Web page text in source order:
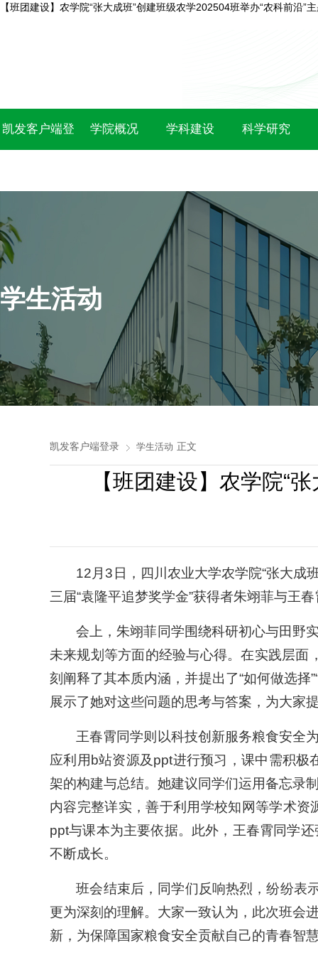
【班团建设】农学院“张大成班”创建班级农学202504班举办“农科前沿”
凯发客户端登 学院概况 学科建设 科学研究
学生活动
凯发客户端登录 学生活动 正文
【班团建设】农学院“
12月3日，四川农业大学农学院“张大成
三届“袁隆平追梦奖学金”获得者朱翊菲与王
会上，朱翊菲同学围绕科研初心与田野
未来规划等方面的经验与心得。在实践层面
刻阐释了其本质内涵，并提出了“如何做选择
展示了她对这些问题的思考与答案，为大家
王春霄同学则以科技创新服务粮食安全
应利用b站资源及ppt进行预习，课中需积
架的构建与总结。她建议同学们运用备忘录
内容完整详实，善于利用学校知网等学术
ppt与课本为主要依据。此外，王春霄同学
不断成长。
班会结束后，同学们反响热烈，纷纷表
更为深刻的理解。大家一致认为，此次班会
新，为保障国家粮食安全贡献自己的青春智